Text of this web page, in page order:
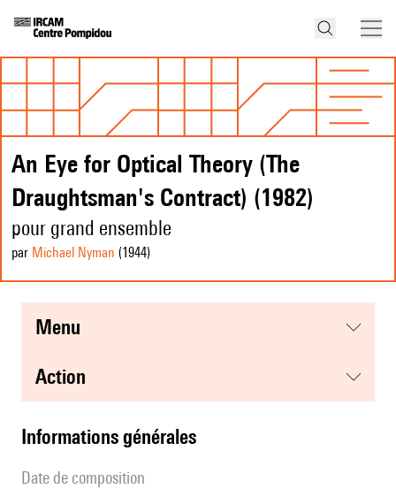
An Eye for Optical Theory (The
Draughtsman's Contract) (1982)
pour grand ensemble
par Michael Nyman (1944)
menu
action
informations générales
date de composition